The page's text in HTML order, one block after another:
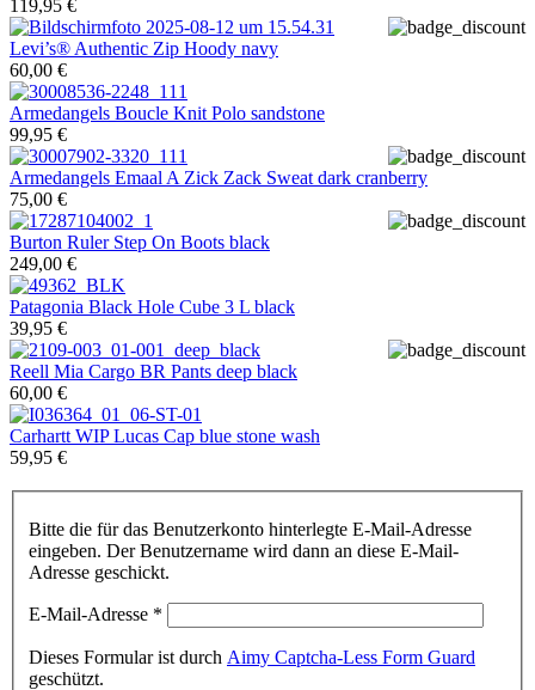
119,95 €
Levi’s® Authentic Zip Hoody navy
60,00 €
Armedangels Boucle Knit Polo sandstone
99,95 €
Armedangels Emaal A Zick Zack Sweat dark cranberry
75,00 €
Burton Ruler Step On Boots black
249,00 €
Patagonia Black Hole Cube 3 L black
39,95 €
Reell Mia Cargo BR Pants deep black
60,00 €
Carhartt WIPLucas Cap blue stone wash
59,95 €
Bitte die für das Benutzerkonto hinterlegte E-Mail-Adresse
eingeben. Der Benutzername wird dann an diese E-Mail-
Adresse geschickt.
E-Mail-Adresse *
Dieses Formular ist durch Aimy Captcha-Less Form Guard
geschützt.